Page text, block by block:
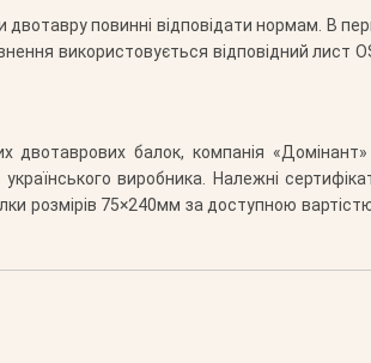
повинні відповідати нормам. В
використовується відповідний лист
двотаврових балок, компанія
виробника. Належні
75×240мм за доступною вартістю,